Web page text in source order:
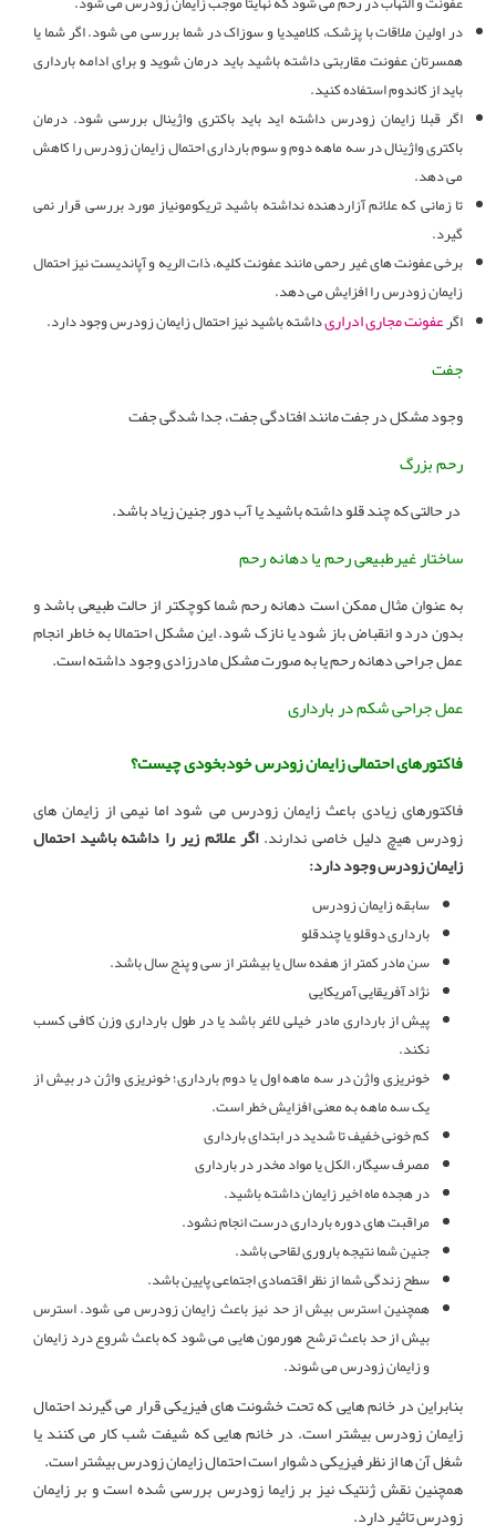
در اولین ملاقات با پزشک، کلامیدیا و سوزاک در شما بررسی می شود. اگر شما یا
همسرتان عفونت مقاربتی داشته باشید باید درمان شوید و برای ادامه بارداری
باید از کاندوم استفاده کنید.
اگر قبلا زایمان زودرس داشته اید باید باکتری واژینال بررسی شود. درمان
باکتری واژینال در سه ماهه دوم و سوم بارداری احتمال زایمان زودرس را کاهش
می دهد.
تا زمانی که علائم آزاردهنده نداشته باشید تریکومونیاز مورد بررسی قرار نمی
گیرد.
برخی عفونت های غیر رحمی مانند عفونت کلیه، ذات الریه و آپاندیست نیز احتمال
زایمان زودرس را افزایش می دهد.
اگرعفونت مجاری ادراریداشته باشید نیز احتمال زایمان زودرس وجود دارد.
جفت
وجود مشکل در جفت مانند افتادگی جفت، جدا شدگی جفت
رحم بزرگ
در حالتی که چند قلو داشته باشید یا آب دور جنین زیاد باشد.
ساختار غیرطبیعی رحم یا دهانه رحم
به عنوان مثال ممکن است دهانه رحم شما کوچکتر از حالت طبیعی باشد و
بدون درد و انقباض باز شود یا نازک شود. این مشکل احتمالا به خاطر انجام
عمل جراحی دهانه رحم یا به صورت مشکل مادرزادی وجود داشته است.
عمل جراحی شکم در بارداری
فاکتورهای احتمالی زایمان زودرس خودبخودی چیست؟
فاکتورهای زیادی باعث زایمان زودرس می شود اما نیمی از زایمان های
زودرس هیچ دلیل خاصی ندارند.اگر علائم زیر را داشته باشید احتمال
زایمان زودرس وجود دارد:
سابقه زایمان زودرس
بارداری دوقلو یا چندقلو
سن مادر کمتر از هفده سال یا بیشتر از سی و پنج سال باشد.
نژاد آفریقایی آمریکایی
پیش از بارداری مادر خیلی لاغر باشد یا در طول بارداری وزن کافی کسب
نکند.
خونریزی واژن در سه ماهه اول یا دوم بارداری؛ خونریزی واژن در بیش از
یک سه ماهه به معنی افزایش خطر است.
کم خونی خفیف تا شدید در ابتدای بارداری
مصرف سیگار، الکل یا مواد مخدر در بارداری
در هجده ماه اخیر زایمان داشته باشید.
مراقبت های دوره بارداری درست انجام نشود.
جنین شما نتیجه باروری لقاحی باشد.
سطح زندگی شما از نظر اقتصادی اجتماعی پایین باشد.
همچنین استرس بیش از حد نیز باعث زایمان زودرس می شود. استرس
بیش از حد باعث ترشح هورمون هایی می شود که باعث شروع درد زایمان
و زایمان زودرس می شوند.
بنابراین در خانم هایی که تحت خشونت های فیزیکی قرار می گیرند احتمال
زایمان زودرس بیشتر است. در خانم هایی که شیفت شب کار می کنند یا
شغل آن ها از نظر فیزیکی دشوار است احتمال زایمان زودرس بیشتر است.
همچنین نقش ژنتیک نیز بر زایما زودرس بررسی شده است و بر زایمان
زودرس تاثیر دارد.